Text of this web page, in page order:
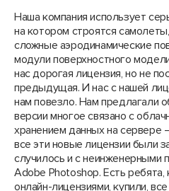
Наша компания использует
на котором строятся
сложные аэродинамические
модули поверхностного
нас дорогая лицензия, но не
предыдущая. И нас с нашей
нам повезло. Нам предлагали
версии многое связано с
хранением данных на сервере
все эти новые лицензии были
случилось и с неинженерными
Adobe Photoshop. Есть
онлайн-лицензиями, купили,